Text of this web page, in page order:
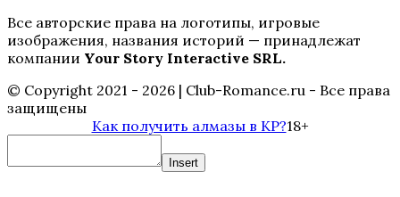
Все авторские права на логотипы, игровые
изображения, названия историй — принадлежат
компании Your Story Interactive SRL.
© Copyright 2021 - 2026 | Club-Romance.ru - Все права
защищены
Как получить алмазы в КР?18+
Insert